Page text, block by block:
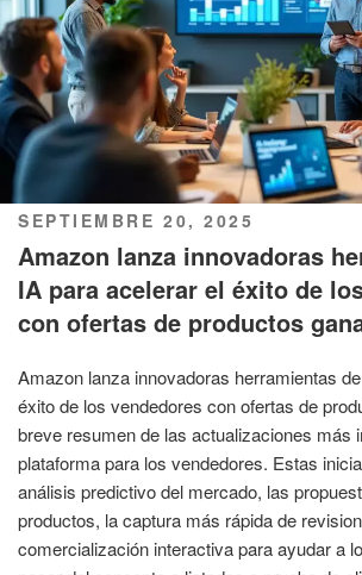
PUBLICADO
EL
SEPTIEMBRE 20, 2025
Amazon lanza innovadoras
IA para acelerar el éxito de
con ofertas de productos
Amazon lanza innovadoras herramientas
éxito de los vendedores con ofertas de
breve resumen de las actualizaciones más
plataforma para los vendedores. Estas
análisis predictivo del mercado, las
productos, la captura más rápida de
comercialización interactiva para ayudar a